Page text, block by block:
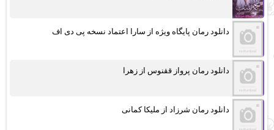
دانلود رمان پایگاه ویژه از سارا اعتماد نسخه پی دی اف
دانلود رمان پرواز ققنوس از زهرا
دانلود رمان شرزاد از ملیکا کمانی